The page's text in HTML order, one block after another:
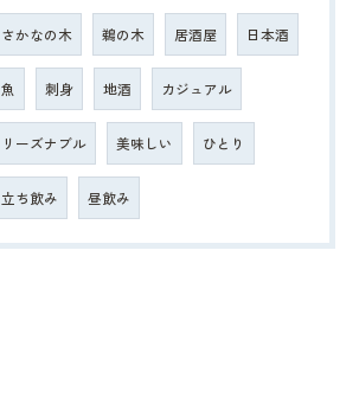
さかなの木 鵜の木 居酒屋 日本酒
魚 刺身 地酒 カジュアル
リーズナブル 美味しい ひとり
立ち飲み 昼飲み